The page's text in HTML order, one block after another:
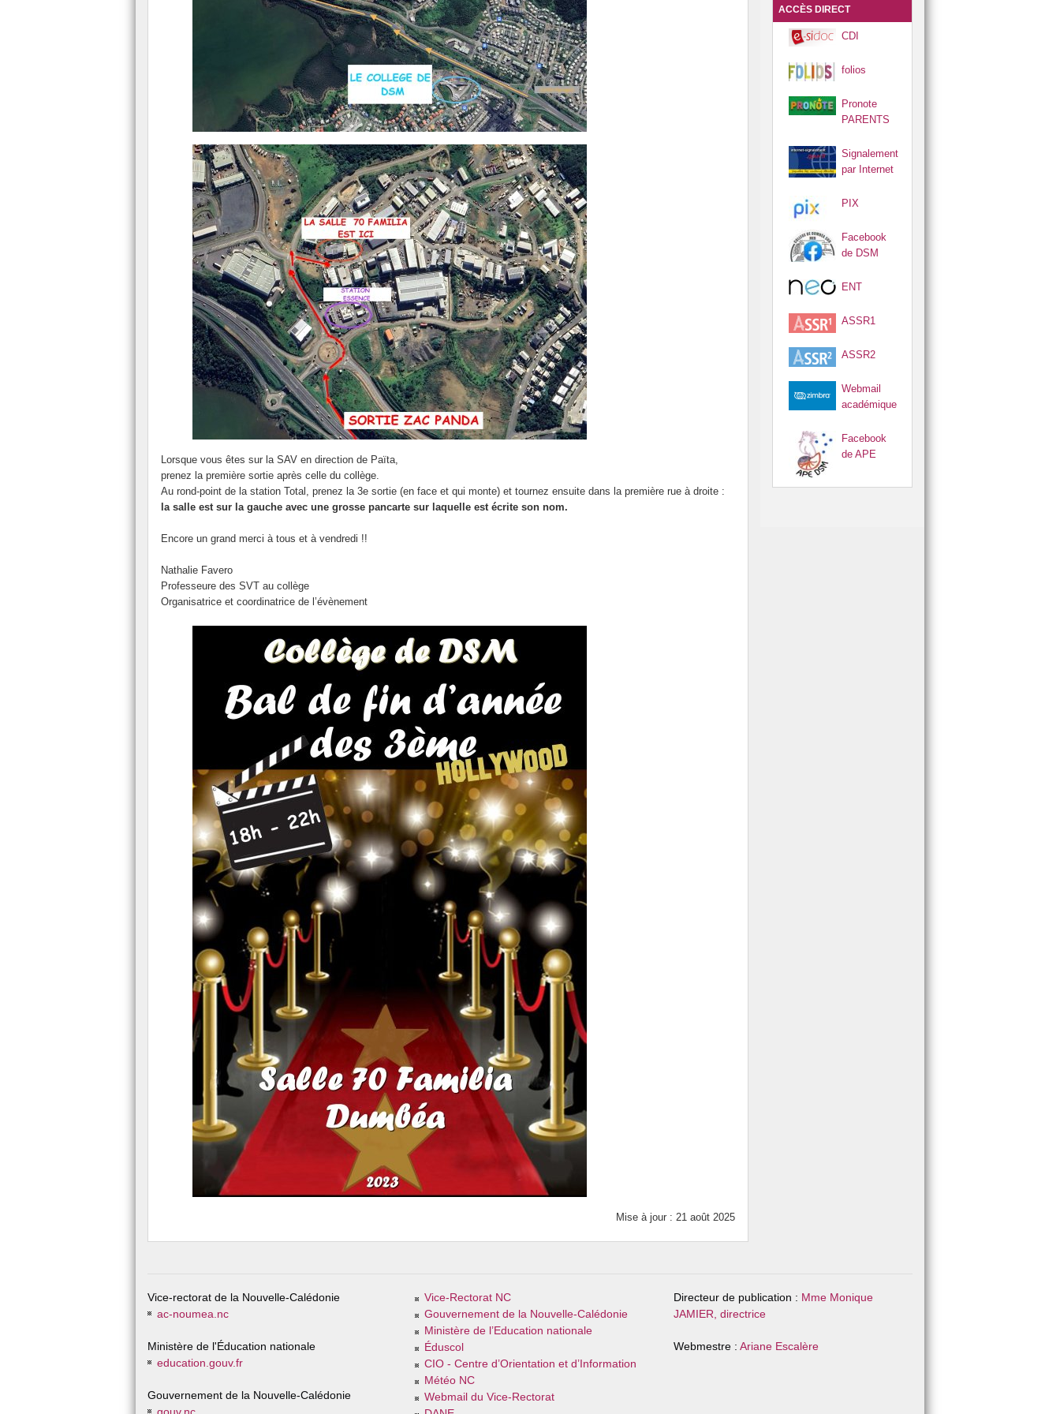
SEMAINE DU NUMERIQUE
SORTIES CULTURELLES
STOP AU HARCELEMENT !
OCTOBRE ROSE
PAUSE MERIDIENNE
PRIX SPECIAL
SILENCE ON LIT !
SOLIDARITE
Lorsque vous êtes sur la SAV en direction de Païta,
prenez la première sortie après celle du collège.
Au rond-point de la station Total, prenez la 3e sortie (en face et qui monte) et tournez ensuite dans la première rue à droite :
la salle est sur la gauche avec une grosse pancarte sur laquelle est écrite son nom.
Encore un grand merci à tous et à vendredi !!
Nathalie Favero
Professeure des SVT au collège
Organisatrice et coordinatrice de l’évènement
Mise à jour : 21 août 2025
ACCÈS DIRECT
CDI
folios
Pronote
PARENTS
Signalement
par Internet
PIX
Facebook
de DSM
ENT
ASSR1
ASSR2
Webmail
académique
Facebook
de APE
Vice-rectorat de la Nouvelle-Calédonie
ac-noumea.nc
Ministère de l'Éducation nationale
education.gouv.fr
Gouvernement de la Nouvelle-Calédonie
Vice-Rectorat NC
Gouvernement de la Nouvelle-Calédonie
Ministère de l’Education nationale
Éduscol
CIO - Centre d’Orientation et d’Information
Météo NC
Webmail du Vice-Rectorat
Directeur de publication : Mme Monique
JAMIER, directrice
Webmestre : Ariane Escalère